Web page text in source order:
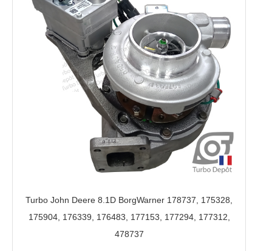
Turbo John Deere 8.1D BorgWarner 178737, 175328,
175904, 176339, 176483, 177153, 177294, 177312,
478737